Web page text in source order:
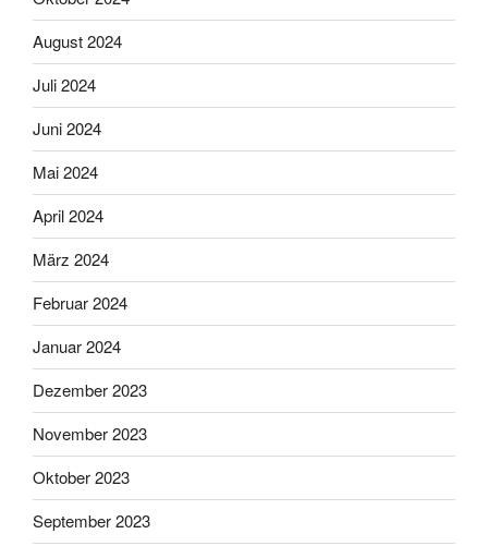
August 2024
Juli 2024
Juni 2024
Mai 2024
April 2024
März 2024
Februar 2024
Januar 2024
Dezember 2023
November 2023
Oktober 2023
September 2023